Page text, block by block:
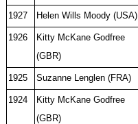
1927 Helen Wills Moody (USA)
1926
Kitty McKane Godfree
(GBR)
1925 Suzanne Lenglen (FRA)
1924
Kitty McKane Godfree
(GBR)